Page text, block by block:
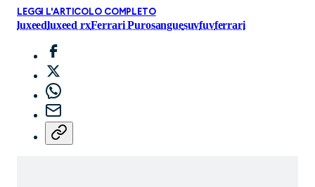
LEGGI L'ARTICOLO COMPLETO
luxeedluxeed rxFerrari Purosanguesuvfuvferrari